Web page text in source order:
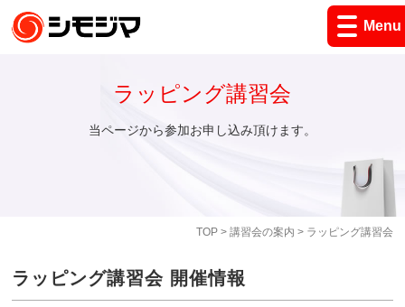
Menu
TOP> 講習会の案内 > ラッピング講習会
ラッピング講習会
当ページから参加お申し込み頂けます。
ラッピング講習会 開催情報